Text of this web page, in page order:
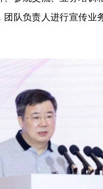
团队负责人进行宣传业